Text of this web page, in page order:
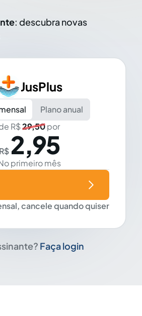
: descubra novas
JusPlus
Plano anual
R$29,50por
R$ 2,95
primeiro mês
cancele quando quiser
Faça login